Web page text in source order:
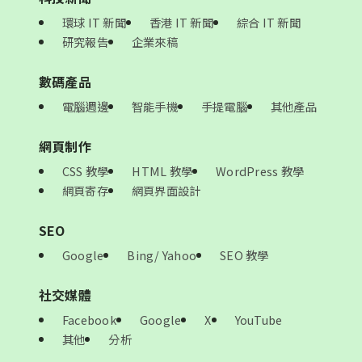
環球 IT 新聞 香港 IT 新聞
綜合 IT 新聞
研究報告
企業來稿
數碼產品
電腦週邊 智能手機 手提電腦 其他產品
網頁制作
CSS 教學 HTML 教學
WordPress 教學
網頁寄存
網頁界面設計
SEO
Google Bing/ Yahoo SEO 教學
社交媒體
Facebook Google X
YouTube
其他
分析